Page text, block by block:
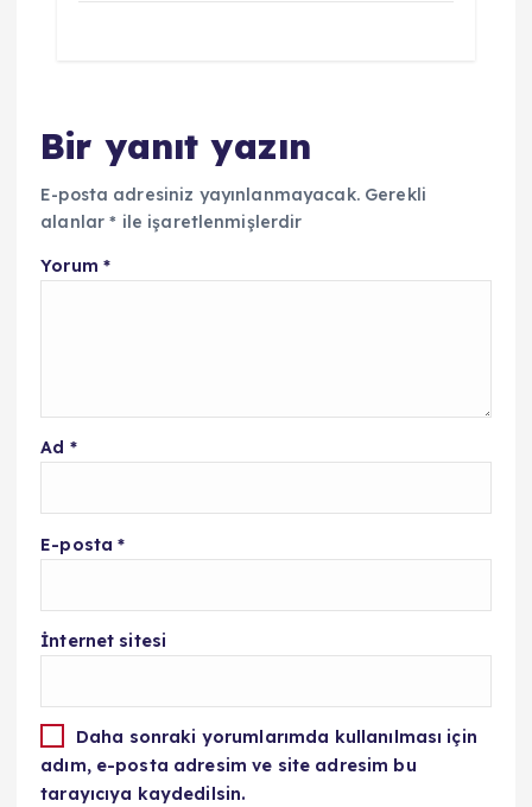
Bir yanıt yazın
E-posta adresiniz yayınlanmayacak. Gerekli
alanlar* ile işaretlenmişlerdir
Yorum *
Ad *
E-posta*
İnternet sitesi
Daha sonraki yorumlarımda kullanılması için
adım, e-posta adresim ve site adresim bu
tarayıcıya kaydedilsin.